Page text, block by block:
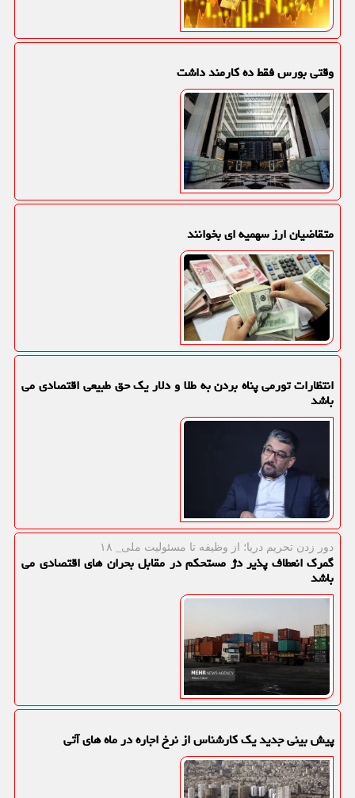
وقتی بورس فقط ده کارمند داشت
متقاضیان ارز سهمیه ای بخوانند
انتظارات تورمی پناه بردن به طلا و دلار یک حق طبیعی اقتصادی می
باشد
دور زدن تحریم دریا؛ از وظیفه تا مسئولیت ملی_ ۱۸
گمرک انعطاف پذیر دژ مستحکم در مقابل بحران های اقتصادی می
باشد
پیش بینی جدید یک کارشناس از نرخ اجاره در ماه های آتی